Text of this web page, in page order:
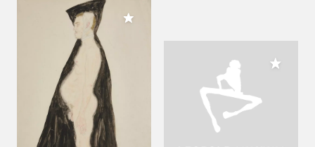
Meiner Sammlung hinzufügen
Meiner